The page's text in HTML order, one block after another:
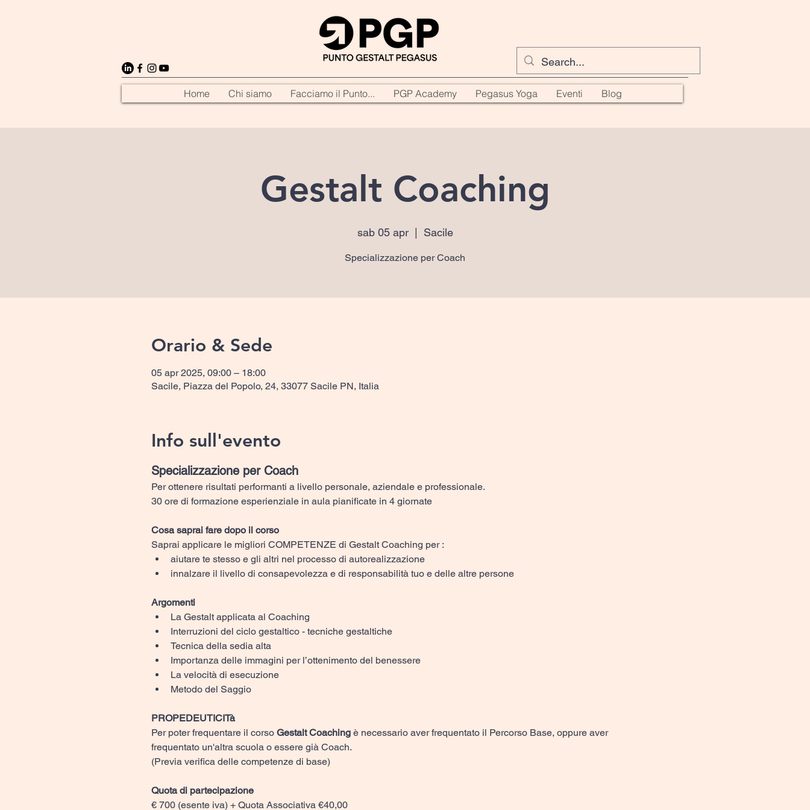
Home Chi siamo Facciamo il Punto... PGP Academy Pegasus Yoga Eventi Blog
Gestalt Coaching
sab 05 apr
  |
Sacile
Specializzazione per Coach
Orario & Sede
05 apr 2025, 09:00 – 18:00
Sacile, Piazza del Popolo, 24, 33077 Sacile PN, Italia
Info sull'evento
Specializzazione per Coach
Per ottenere risultati performanti a livello personale, aziendale e professionale.
30 ore di formazione esperienziale in aula pianificate in 4 giornate
Cosa saprai fare dopo il corso
Saprai applicare le migliori COMPETENZE di Gestalt Coaching per :
aiutare te stesso e gli altri nel processo di autorealizzazione
innalzare il livello di consapevolezza e di responsabilità tuo e delle altre persone
Argomenti
La Gestalt applicata al Coaching
Interruzioni del ciclo gestaltico - tecniche gestaltiche
Tecnica della sedia alta
Importanza delle immagini per l’ottenimento del benessere
La velocità di esecuzione
Metodo del Saggio
PROPEDEUTICITà
Per poter frequentare il corso Gestalt Coaching è necessario aver frequentato il Percorso Base, oppure aver
frequentato un'altra scuola o essere già Coach.
(Previa verifica delle competenze di base)
Quota di partecipazione
€ 700 (esente iva) + Quota Associativa €40,00